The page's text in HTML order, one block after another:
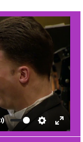
Mute Settings
Enter